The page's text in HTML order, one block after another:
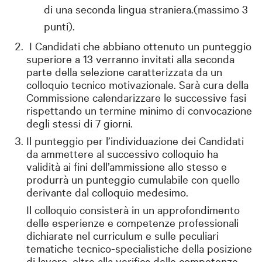
di una seconda lingua straniera.(massimo 3
punti).
I Candidati che abbiano ottenuto un punteggio
superiore a 13 verranno invitati alla seconda
parte della selezione caratterizzata da un
colloquio tecnico motivazionale. Sarà cura della
Commissione calendarizzare le successive fasi
rispettando un termine minimo di convocazione
degli stessi di 7 giorni.
Il punteggio per l’individuazione dei Candidati
da ammettere al successivo colloquio ha
validità ai fini dell’ammissione allo stesso e
produrrà un punteggio cumulabile con quello
derivante dal colloquio medesimo.
Il colloquio consisterà in un approfondimento
delle esperienze e competenze professionali
dichiarate nel curriculum e sulle peculiari
tematiche tecnico-specialistiche della posizione